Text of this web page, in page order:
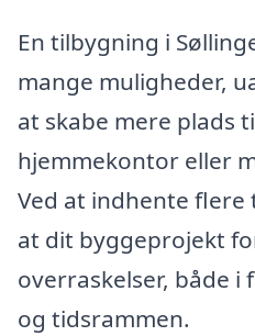
En tilbygning i
mange muligheder,
at skabe mere plads
hjemmekontor eller
Ved at indhente flere
at dit byggeprojekt
overraskelser, både
og tidsrammen.